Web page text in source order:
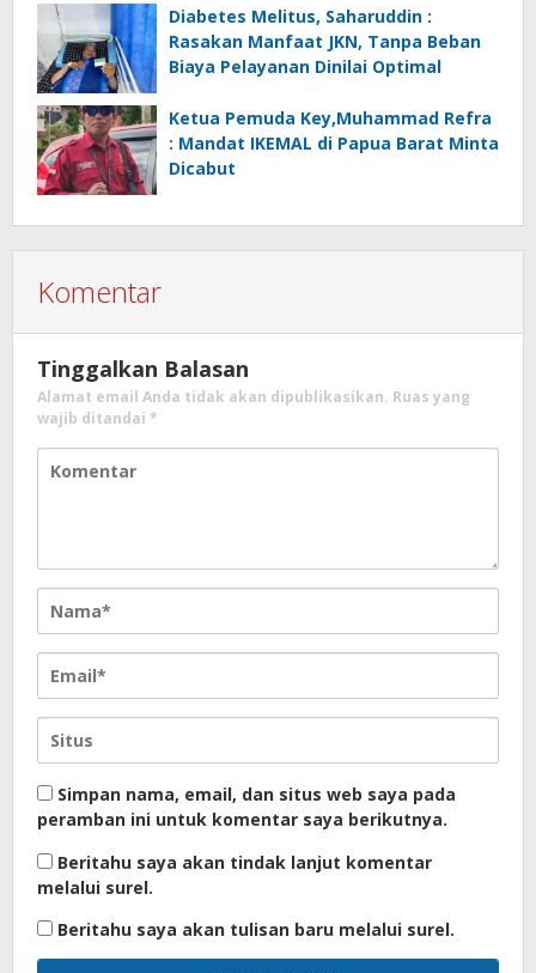
Diabetes Melitus, Saharuddin :
Rasakan Manfaat JKN, Tanpa Beban
Biaya Pelayanan Dinilai Optimal
Ketua Pemuda Key,Muhammad Refra
: Mandat IKEMAL di Papua Barat Minta
Dicabut
Komentar
Tinggalkan Balasan
Alamat email Anda tidak akan dipublikasikan. Ruas yang
wajib ditandai *
Simpan nama, email, dan situs web saya pada
peramban ini untuk komentar saya berikutnya.
Beritahu saya akan tindak lanjut komentar
melalui surel.
Beritahu saya akan tulisan baru melalui surel.